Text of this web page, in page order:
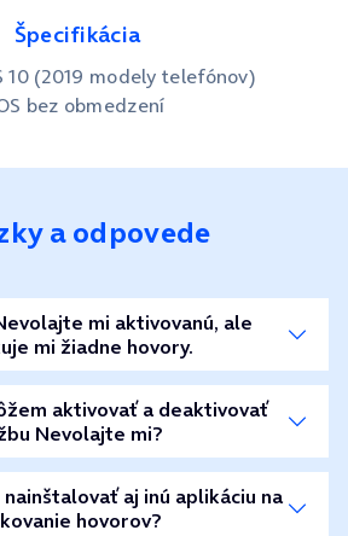
Špecifikácia
10 (2019 modely telefónov)
bez obmedzení
a odpovede
mi aktivovanú, ale
mi žiadne hovory.
aktivovať a deaktivovať
Nevolajte mi?
nainštalovať aj inú aplikáciu na
hovorov?